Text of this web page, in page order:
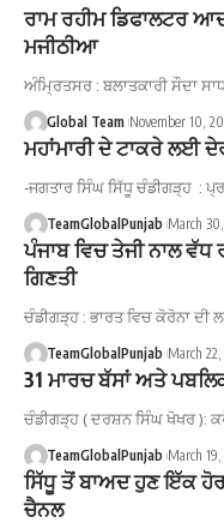
ਰਾਮ ਰਹੀਮ ਡਿਫਾਲਟਰ
ਮਜੀਠੀਆ
ਅੰਮ੍ਰਿਤਸਰ : ਬਲਾਤਕਾਰੀ ਸੌਦਾ
Global Team November 10,
ਮਹਾਂਮਾਰੀ ਦੇ ਟਾਕਰੇ ਲਈ
-ਜਗਤਾਰ ਸਿੰਘ ਸਿੱਧੂ ਚੰਡੀਗੜ੍ਹ :
TeamGlobalPunjab March
ਪੰਜਾਬ ਵਿਚ ਤੇਜੀ ਨਾਲ
ਗਿਣਤੀ
ਚੰਡੀਗੜ੍ਹ : ਭਾਰਤ ਵਿਚ ਕੋਰੋਨਾ ਦੀ
TeamGlobalPunjab March
31 ਮਾਰਚ ਬੱਸਾਂ ਅਤੇ
ਚੰਡੀਗੜ੍ਹ ( ਦਰਸ਼ਨ ਸਿੰਘ ਖੋਖਰ ):
TeamGlobalPunjab March
ਸਿੱਧੂ ਤੋਂ ਬਾਅਦ ਹੁਣ ਇੱਕ
ਚੈਨਲ